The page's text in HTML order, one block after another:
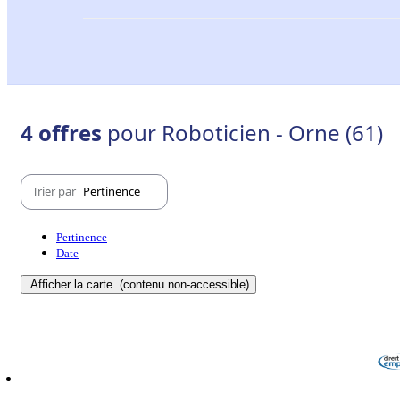
4 offres pour Roboticien - Orne (61)
Trier par Pertinence
Pertinence
Date
Afficher la carte (contenu non-accessible)